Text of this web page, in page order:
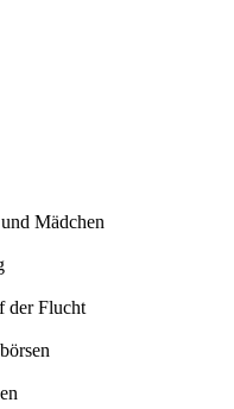
Mädchen
der Flucht